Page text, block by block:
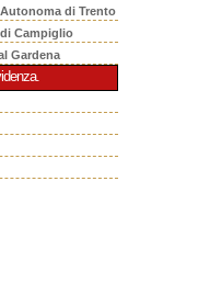
di Trento
Campiglio
Gardena